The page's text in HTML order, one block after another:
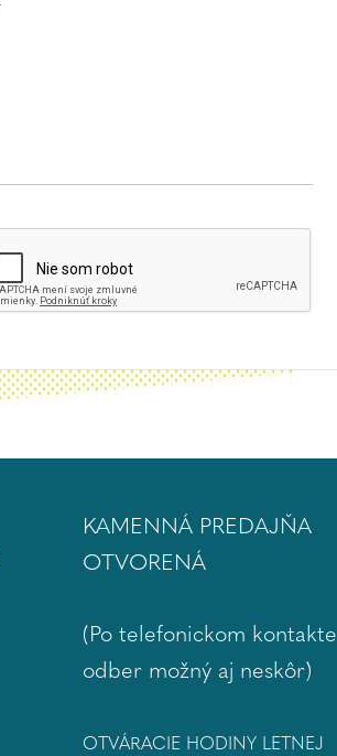
KAMENNÁ PREDAJŇA
OTVORENÁ
(Po telefonickom kontakte
odber možný aj neskôr)
OTVÁRACIE HODINY LETNEJ